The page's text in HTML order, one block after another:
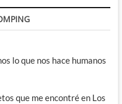
lo que nos hace humanos
que me encontré en Los